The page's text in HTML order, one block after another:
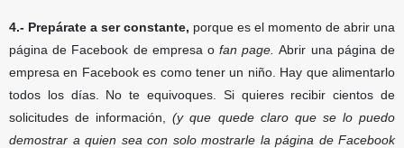
4.- Prepárate a ser constante, porque es el momento de abrir una
página de Facebook de empresa ofan page. Abrir una página de
empresa en Facebook es como tener un niño. Hay que alimentarlo
todos los días. No te equivoques. Si quieres recibir cientos de
solicitudes de información,(y que quede claro que se lo puedo
demostrar a quien sea con solo mostrarle la página de Facebook